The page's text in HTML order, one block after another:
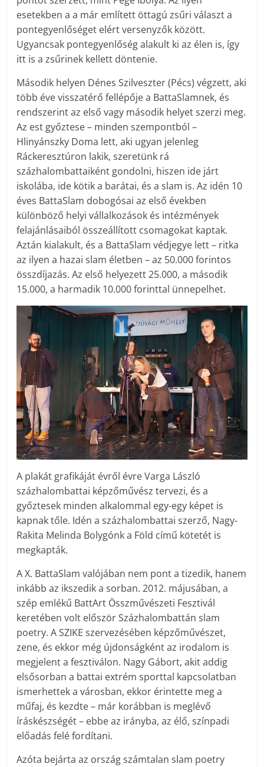
esetekben a a már említett öttagú zsűri választ a
pontegyenlőséget elért versenyzők között.
Ugyancsak pontegyenlőség alakult ki az élen is, így
itt is a zsűrinek kellett döntenie.
Második helyen Dénes Szilveszter (Pécs) végzett, aki
több éve visszatérő fellépője a BattaSlamnek, és
rendszerint az első vagy második helyet szerzi meg.
Az est győztese – minden szempontból –
Hlinyánszky Doma lett, aki ugyan jelenleg
Ráckeresztúron lakik, szeretünk rá
százhalombattaiként gondolni, hiszen ide járt
iskolába, ide kötik a barátai, és a slam is. Az idén 10
éves BattaSlam dobogósai az első években
különböző helyi vállalkozások és intézmények
felajánlásaiból összeállított csomagokat kaptak.
Aztán kialakult, és a BattaSlam védjegye lett – ritka
az ilyen a hazai slam életben – az 50.000 forintos
összdíjazás. Az első helyezett 25.000, a második
15.000, a harmadik 10.000 forinttal ünnepelhet.
A plakát grafikáját évről évre Varga László
százhalombattai képzőművész tervezi, és a
győztesek minden alkalommal egy-egy képet is
kapnak tőle. Idén a százhalombattai szerző, Nagy-
Rakita Melinda Bolygónk a Föld című kötetét is
megkapták.
A X. BattaSlam valójában nem pont a tizedik, hanem
inkább az ikszedik a sorban. 2012. májusában, a
szép emlékű BattArt Összművészeti Fesztivál
keretében volt először Százhalombattán slam
poetry. A ­SZIKE szervezésében képzőművészet,
zene, és ekkor még újdonságként az irodalom is
megjelent a fesztiválon. Nagy Gábort, akit addig
elsősorban a battai extrém sporttal kapcsolatban
ismerhettek a városban, ekkor érintette meg a
műfaj, és kezdte – már korábban is meglévő
íráskészségét – ebbe az irányba, az élő, színpadi
előadás felé fordítani.
Azóta bejárta az ország számtalan slam poetry